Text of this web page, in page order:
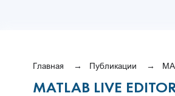
Главная Публикации
MATLAB LIVE